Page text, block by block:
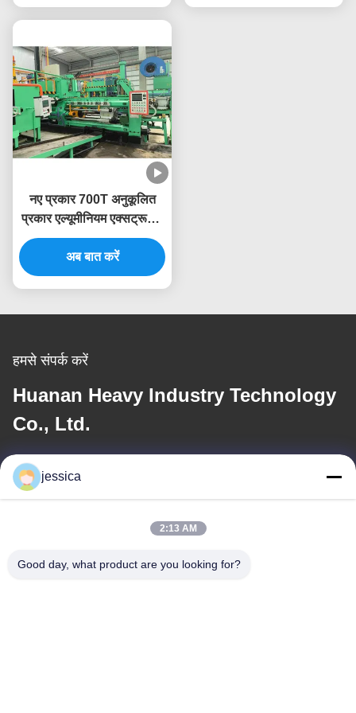
नए प्रकार 700T अनुकूलित
प्रकार एल्यूमीनियम एक्सट्रूज़न
मशीन प्रेस एक्सट्रूडर
अब बात करें
हमसे संपर्क करें
Huanan Heavy Industry Technology
Co., Ltd.
ईमेल
jessica@huananmachine.com
हमारा पता
jessica
2:13 AM
Good day, what product are you looking for?